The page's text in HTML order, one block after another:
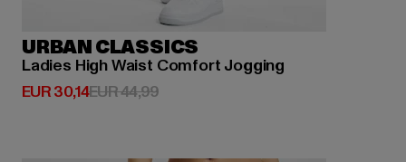
URBAN CLASSICS
Ladies High Waist Comfort Jogging
EUR 30,14
Derzeitiger Preis: EUR 30,14
EUR 44,99Aktionspreis: EUR 44,99